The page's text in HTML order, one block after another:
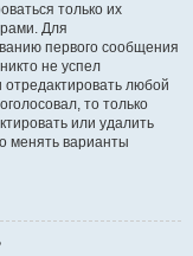
только их
Для
первого сообщения
не успел
отредактировать любой
то только
или удалить
менять варианты